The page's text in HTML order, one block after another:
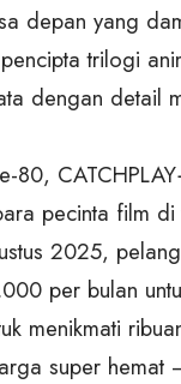
depan yang
trilogi
dengan detail
80,
pecinta film di
2025,
per bulan
menikmati
super hemat